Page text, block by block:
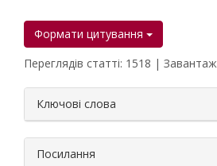
Формати цитування
Переглядів статті: 1518 |
Ключові слова
Посилання